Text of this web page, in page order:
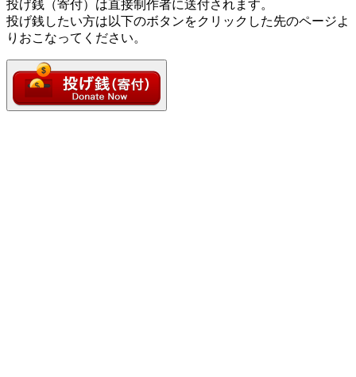
投げ銭（寄付）は直接制作者に送付されます。
投げ銭したい方は以下のボタンをクリックした先のページよ
りおこなってください。